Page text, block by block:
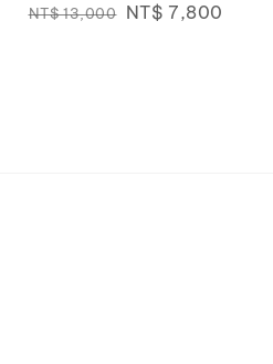
Regular
NT$ 13,000 Sale
NT$ 7,800